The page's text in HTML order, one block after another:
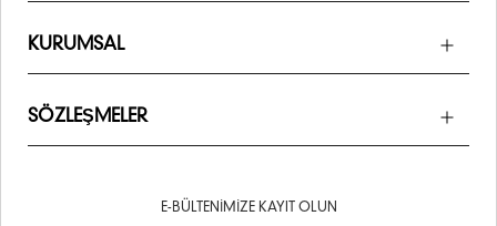
KURUMSAL
SÖZLEŞMELER
E-BÜLTENIMIZE KAYIT OLUN